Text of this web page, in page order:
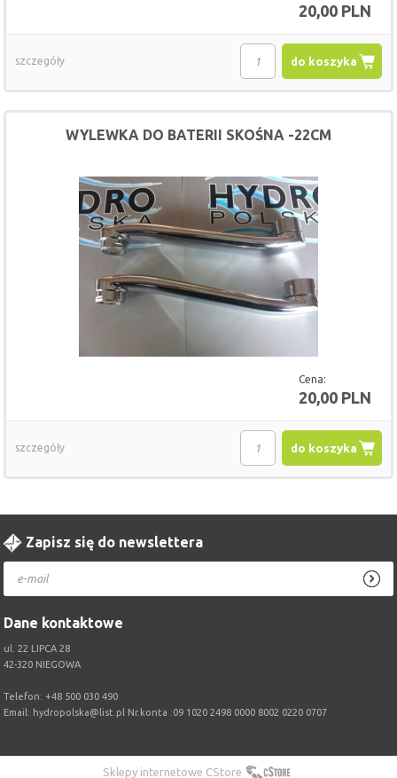
20,00 PLN
do koszyka
szczegóły
Cena:
20,00 PLN
WYLEWKA DO BATERII SKOŚNA -22CM
do koszyka
szczegóły
Zapisz się do newslettera
Dane kontaktowe
ul. 22 LIPCA 28
42-320 NIEGOWA
Telefon: +48 500 030 490
Email: hydropolska@list.pl Nr.konta :09 1020 2498 0000 8002 0220 0707
Sklepy internetowe CStore